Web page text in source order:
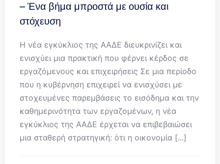
– Ένα βήμα μπροστά με ουσία και
στόχευση
Η νέα εγκύκλιος της ΑΑΔΕ διευκρινίζει και
ενισχύει μια πρακτική που φέρνει κέρδος σε
εργαζόμενους και επιχειρήσεις Σε μια περίοδο
που η κυβέρνηση επιχειρεί να ενισχύσει με
στοχευμένες παρεμβάσεις το εισόδημα και την
καθημερινότητα των εργαζομένων, η νέα
εγκύκλιος της ΑΑΔΕ έρχεται να επιβεβαιώσει
μια σταθερή στρατηγική: ότι η οικονομία [...]